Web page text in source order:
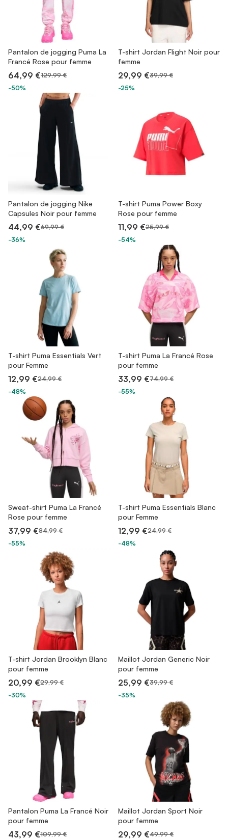
Pantalon de jogging Puma La
Francé Rose pour femme
64,99 €129,99 €
-50%
T-shirt Jordan Flight Noir pour
femme
29,99 €39,99 €
-25%
Pantalon de jogging Nike
Capsules Noir pour femme
44,99 €69,99 €
-36%
T-shirt Puma Power Boxy
Rose pour femme
11,99 €25,99 €
-54%
T-shirt Puma Essentials Vert
pour Femme
12,99 €24,99 €
-48%
T-shirt Puma La Francé Rose
pour femme
33,99 €74,99 €
-55%
Sweat-shirt Puma La Francé
Rose pour femme
37,99 €84,99 €
-55%
T-shirt Puma Essentials Blanc
pour Femme
12,99 €24,99 €
-48%
T-shirt Jordan Brooklyn Blanc
pour femme
20,99 €29,99 €
-30%
Maillot Jordan Generic Noir
pour femme
25,99 €39,99 €
-35%
Pantalon Puma La Francé Noir
pour femme
43,99 €109,99 €
Maillot Jordan Sport Noir
pour femme
29,99 €49,99 €